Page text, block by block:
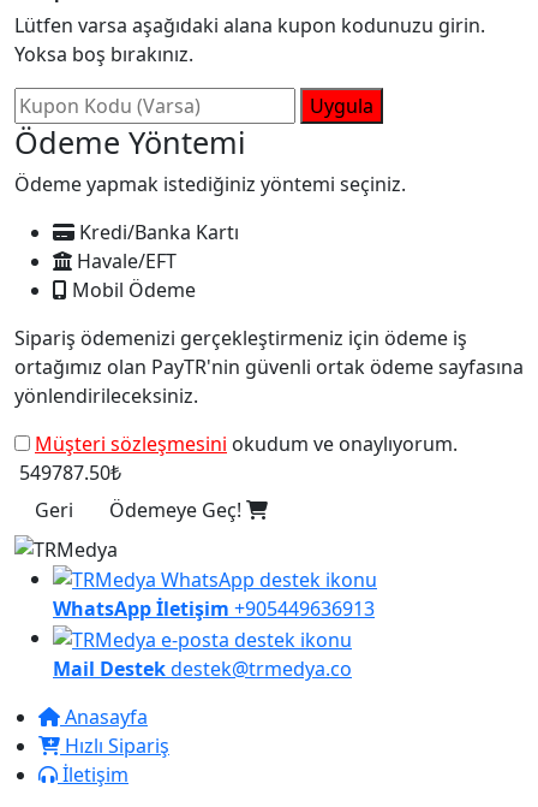
Lütfen varsa aşağıdaki alana kupon kodunuzu girin.
Yoksa boş bırakınız.
Uygula
Ödeme Yöntemi
Ödeme yapmak istediğiniz yöntemi seçiniz.
Kredi/Banka Kartı
Havale/EFT
Mobil Ödeme
Sipariş ödemenizi gerçekleştirmeniz için ödeme iş
ortağımız olan PayTR'nin güvenli ortak ödeme sayfasına
yönlendirileceksiniz.
Müşteri sözleşmesini okudum ve onaylıyorum.
549787.50₺
Geri
Ödemeye Geç!
WhatsApp İletişim +905449636913
Mail Destekdestek@trmedya.co
Anasayfa
Hızlı Sipariş
İletişim